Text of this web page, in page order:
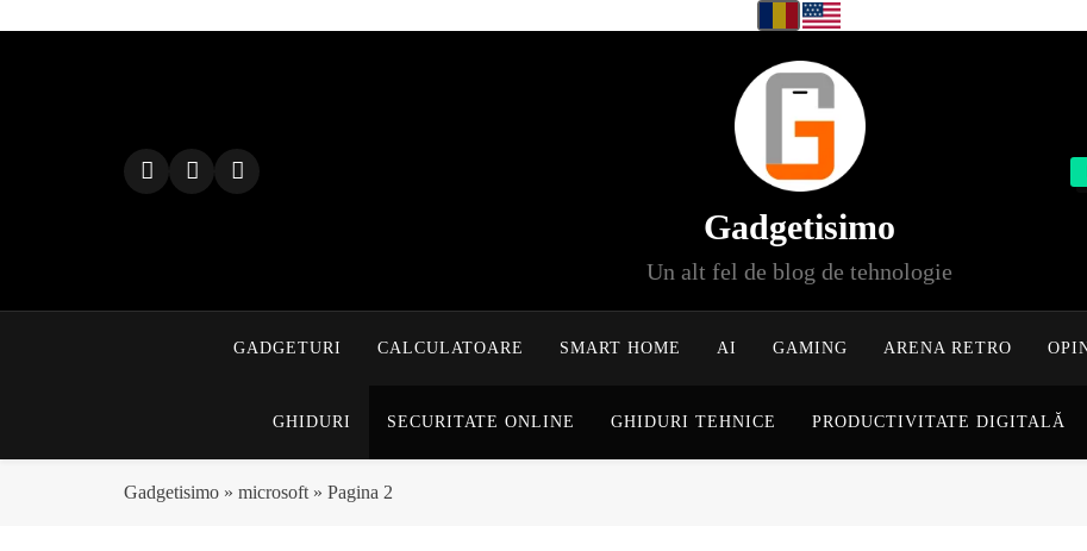
Gadgetisimo
Un alt fel de blog de tehnologie
GADGETURI CALCULATOARE SMART HOME AI GAMING ARENA RETRO
GHIDURI SECURITATE ONLINE GHIDURI TEHNICE PRODUCTIVITATE DIGITALĂ
Gadgetisimo » microsoft » Pagina 2